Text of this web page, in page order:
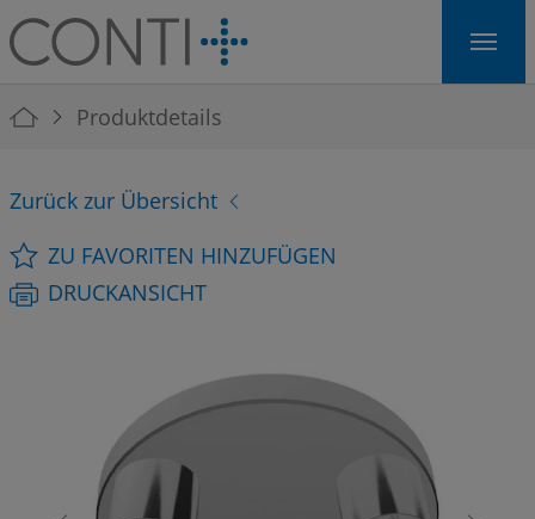
Skip to main navigation
Skip to main content
Skip to page footer
You are here:
Produktdetails
Zurück zur Übersicht
ZU FAVORITEN HINZUFÜGEN
DRUCKANSICHT